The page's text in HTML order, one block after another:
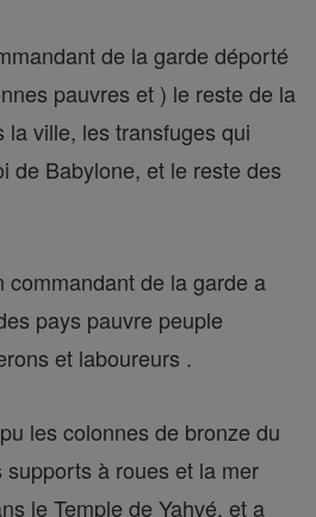
de la garde déporté
pauvres et ) le reste de la
la ville, les transfuges qui
de Babylone, et le reste des
commandant de la garde a
pays pauvre peuple
et laboureurs .
les colonnes de bronze du
supports à roues et la mer
le Temple de Yahvé, et a